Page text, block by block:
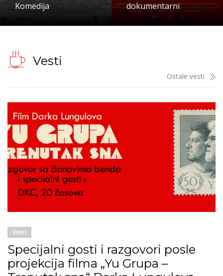
Komedija dokumentarni
Vesti
Ostale vesti
Vesti
Specijalni gosti i razgovori posle
projekcija filma „Yu Grupa –